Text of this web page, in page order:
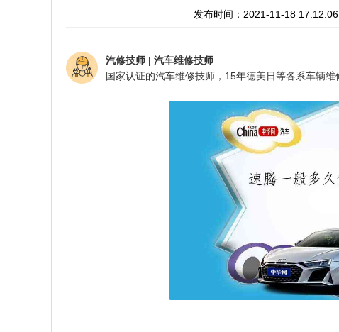
发布时间：2021-11-18 17:12:06
汽修技师 | 汽车维修技师